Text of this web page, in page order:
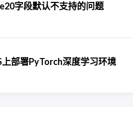
字段默认不支持的问题
部署PyTorch深度学习环境